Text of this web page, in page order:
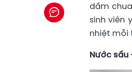
dầm
sinh viên
nhiệt mỗi
Nước sấu